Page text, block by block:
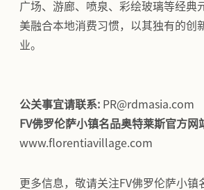
广场、游廊、喷泉、彩绘玻璃等经典
美融合本地消费习惯，以其独有的创
业。
公关事宜请联系: PR@rdmasia.com
FV佛罗伦萨小镇名品奥特莱斯官方网
www.florentiavillage.com
更多信息，敬请关注FV佛罗伦萨小镇